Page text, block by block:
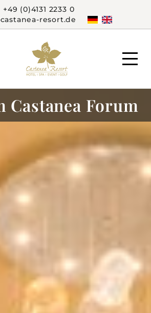
+49 (0)4131 2233 0
resort.de
Castanea Forum